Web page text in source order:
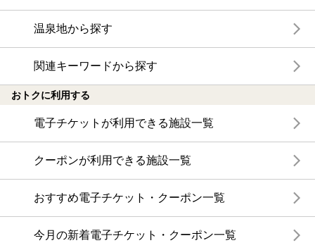
温泉地から探す
関連キーワードから探す
おトクに利用する
電子チケットが利用できる施設一覧
クーポンが利用できる施設一覧
おすすめ電子チケット・クーポン一覧
今月の新着電子チケット・クーポン一覧